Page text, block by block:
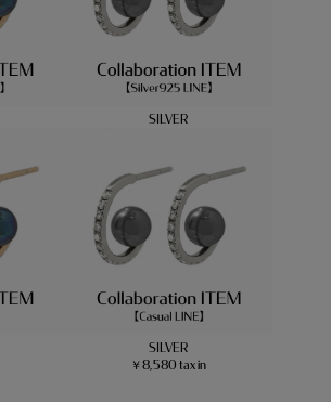
SILVER
SILVER
￥8,580 tax in